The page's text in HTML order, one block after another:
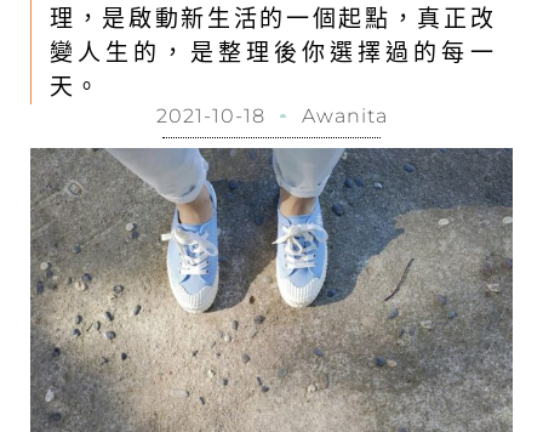
理，是啟動新生活的一個起點，真正改
變人生的，是整理後你選擇過的每一
天。
2021-10-18 Awanita